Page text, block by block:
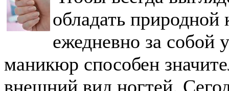
обладать
ежедневно за собой
маникюр способен
внешний вид ногтей.